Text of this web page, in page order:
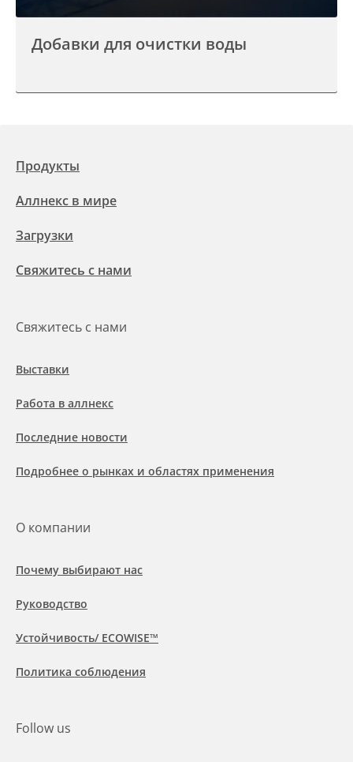
Добавки для очистки воды
Продукты
Аллнекс в мире
Загрузки
Свяжитесь с нами
Свяжитесь с нами
Выставки
Работа в аллнекс
Последние новости
Подробнее о рынках и областях применения
О компании
Почему выбирают нас
Руководство
Устойчивость/ ECOWISE™
Политика соблюдения
Follow us